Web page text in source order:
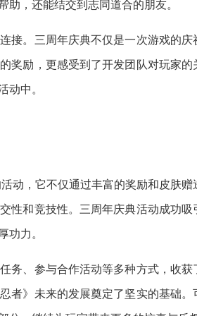
，还能结交到志同道合的朋友。
接。三周年庆典不仅是一次游戏的庆
奖励，更感受到了开发团队对玩家的
动中。
动，它不仅通过丰富的奖励和皮肤赠
性和竞技性。三周年庆典活动成功吸
功力。
务、参与合作活动等多种方式，收获
者》未来的发展奠定了坚实的基础。